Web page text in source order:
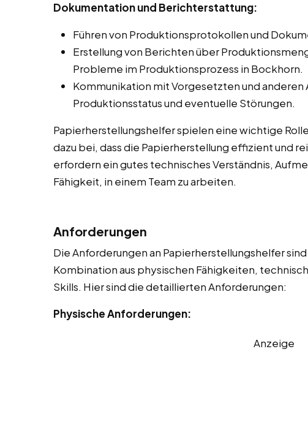
Dokumentation und Berichterstattung:
Führen von Produktionsprotokollen und
Erstellung von Berichten über
Probleme im Produktionsprozess in Bockhorn.
Kommunikation mit Vorgesetzten und
Produktionsstatus und eventuelle Störungen.
Papierherstellungshelfer spielen eine wichtige
dazu bei, dass die Papierherstellung effizient und
erfordern ein gutes technisches Verständnis,
Fähigkeit, in einem Team zu arbeiten.
Anforderungen
Die Anforderungen an Papierherstellungshelfer
Kombination aus physischen Fähigkeiten,
Skills. Hier sind die detaillierten Anforderungen:
Physische Anforderungen:
Anzeige